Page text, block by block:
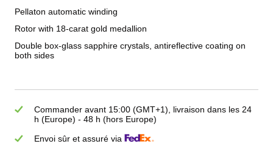
Pellaton automatic winding
Rotor with 18-carat gold medallion
Double box-glass sapphire crystals, antireflective coating on
both sides
Commander avant 15:00 (GMT+1), livraison dans les 24
h (Europe) - 48 h (hors Europe)
Envoi sûr et assuré via